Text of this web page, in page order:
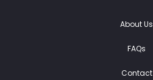
About Us
FAQs
Contact